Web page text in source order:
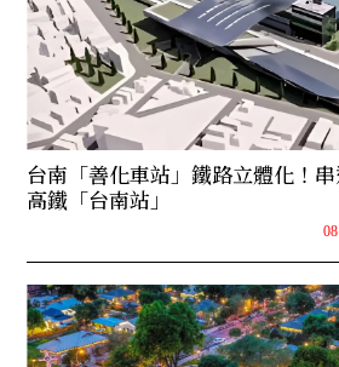
台南「善化車站」鐵路立體化！
高鐵「台南站」